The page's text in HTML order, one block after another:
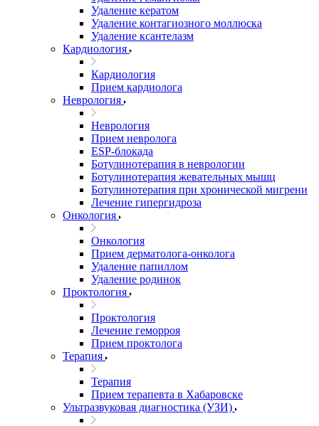
Удаление кератом
Удаление контагиозного моллюска
Удаление ксантелазм
Кардиология
Кардиология
Прием кардиолога
Неврология
Неврология
Прием невролога
ESP-блокада
Ботулинотерапия в неврологии
Ботулинотерапия жевательных мышц
Ботулинотерапия при хронической мигрени
Лечение гипергидроза
Онкология
Онкология
Прием дерматолога-онколога
Удаление папиллом
Удаление родинок
Проктология
Проктология
Лечение геморроя
Прием проктолога
Терапия
Терапия
Прием терапевта в Хабаровске
Ультразвуковая диагностика (УЗИ)